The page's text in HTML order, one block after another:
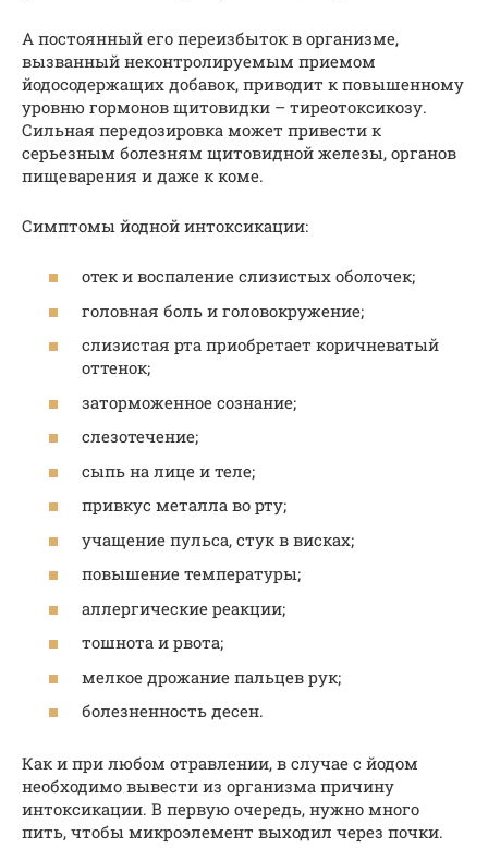
А постоянный его переизбыток в организме,
вызванный неконтролируемым приемом
йодосодержащих добавок, приводит к повышенному
уровню гормонов щитовидки – тиреотоксикозу.
Сильная передозировка может привести к
серьезным болезням щитовидной железы, органов
пищеварения и даже к коме.
Симптомы йодной интоксикации:
отек и воспаление слизистых оболочек;
головная боль и головокружение;
слизистая рта приобретает коричневатый
оттенок;
заторможенное сознание;
слезотечение;
сыпь на лице и теле;
привкус металла во рту;
учащение пульса, стук в висках;
повышение температуры;
аллергические реакции;
тошнота и рвота;
мелкое дрожание пальцев рук;
болезненность десен.
Как и при любом отравлении, в случае с йодом
необходимо вывести из организма причину
интоксикации. В первую очередь, нужно много
пить, чтобы микроэлемент выходил через почки.